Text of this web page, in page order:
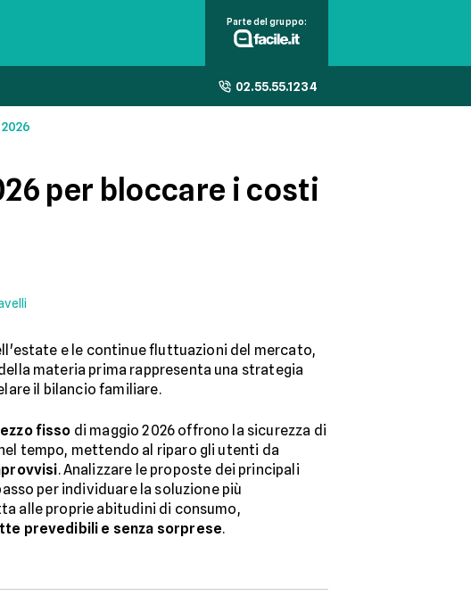
02.55.55.1234
Parte del gruppo:
per bloccare i costi
e le continue fluttuazioni del mercato,
materia prima rappresenta una strategia
il bilancio familiare.
fisso di maggio 2026 offrono la sicurezza di
tempo, mettendo al riparo gli utenti da
. Analizzare le proposte dei principali
per individuare la soluzione più
alle proprie abitudini di consumo,
prevedibili e senza sorprese.